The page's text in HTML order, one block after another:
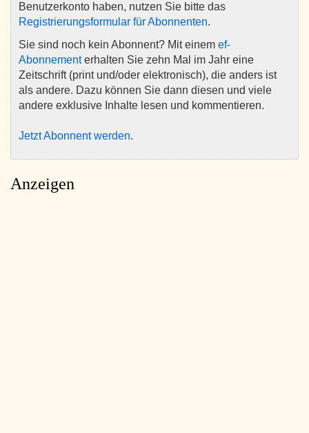
Benutzerkonto haben, nutzen Sie bitte das
Registrierungsformular für Abonnenten.
Sie sind noch kein Abonnent? Mit einem ef-
Abonnementerhalten Sie zehn Mal im Jahr eine
Zeitschrift (print und/oder elektronisch), die anders ist
als andere. Dazu können Sie dann diesen und viele
andere exklusive Inhalte lesen und kommentieren.
Jetzt Abonnent werden.
Anzeigen